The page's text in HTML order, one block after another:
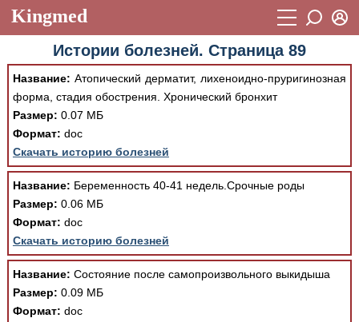
Kingmed
Учебный материал
Видеогалерея 899
Фотогалерея (1906)
Истории болезней 1268
Лекции и презентации 2474
Аккредитационные тесты
Методические рекомендации
Научно-популярное
Статьи
Логин (E-mail):
Пароль
Восстановить пароль
Регистрация
Истории болезней. Страница 89
Название: Атопический дерматит, лихеноидно-пруригинозная
форма, стадия обострения. Хронический бронхит
Размер: 0.07 МБ
Формат: doc
Скачать историю болезней
Название: Беременность 40-41 недель.Срочные роды
Размер: 0.06 МБ
Формат: doc
Скачать историю болезней
Название: Состояние после самопроизвольного выкидыша
Размер: 0.09 МБ
Формат: doc